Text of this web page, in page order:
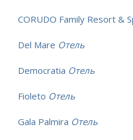
CORUDO Family Resort &
Del Mare Отель
Democratia Отель
Fioleto Отель
Gala Palmira Отель